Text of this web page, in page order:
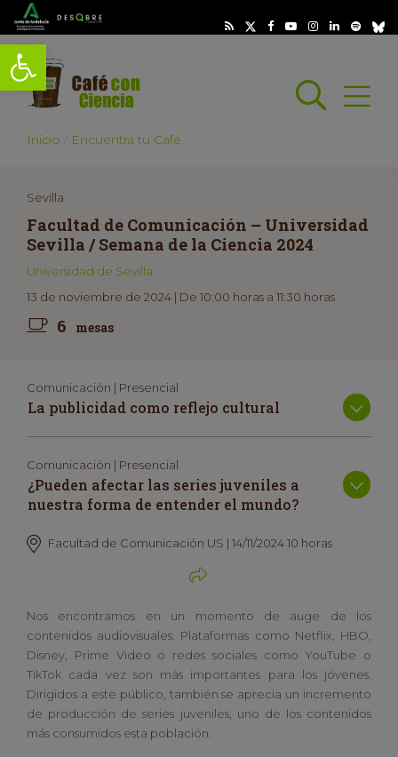
Abrir barra de herramientas
Abrir
Inicio Encuentra tu Café
Sevilla
Facultad de Comunicación – Universidad
Sevilla / Semana de la Ciencia 2024
Universidad de Sevilla
13 de noviembre de 2024 | De 10:00 horas a 11:30 horas
6 mesas
Comunicación | Presencial
La publicidad como reflejo cultural
Comunicación | Presencial
¿Pueden afectar las series juveniles a
nuestra forma de entender el mundo?
Facultad de Comunicación US | 14/11/2024 10 horas
Nos encontramos en un momento de auge de los
contenidos audiovisuales. Plataformas como Netflix, HBO,
Disney, Prime Video o redes sociales como YouTube o
TikTok cada vez son más importantes para los jóvenes.
Dirigidos a este público, también se aprecia un incremento
de producción de series juveniles, uno de los contenidos
más consumidos esta población.